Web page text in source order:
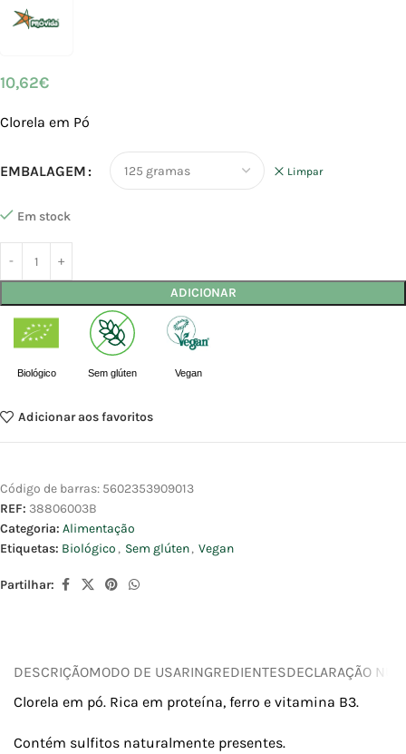
10,62€
Clorela em Pó
EMBALAGEM Limpar
Em stock
ADICIONAR
Biológico Sem glúten Vegan
Adicionar aos favoritos
Código de barras: 5602353909013
REF: 38806003B
Categoria: Alimentação
Etiquetas: Biológico , Sem glúten, Vegan
Partilhar:
DESCRIÇÃOMODO DE USARINGREDIENTESDECLARAÇÃO
Clorela em pó. Rica em proteína, ferro e vitamina B3.
Contém sulfitos naturalmente presentes.